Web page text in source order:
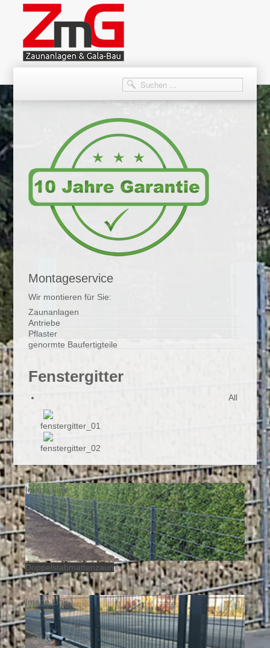
Montageservice
Wir montieren für Sie:
Zaunanlagen
Antriebe
Pflaster
genormte Baufertigteile
Fenstergitter
All
fenstergitter_01
fenstergitter_02
Image Link
Doppelstabmattenzaun
Image Link